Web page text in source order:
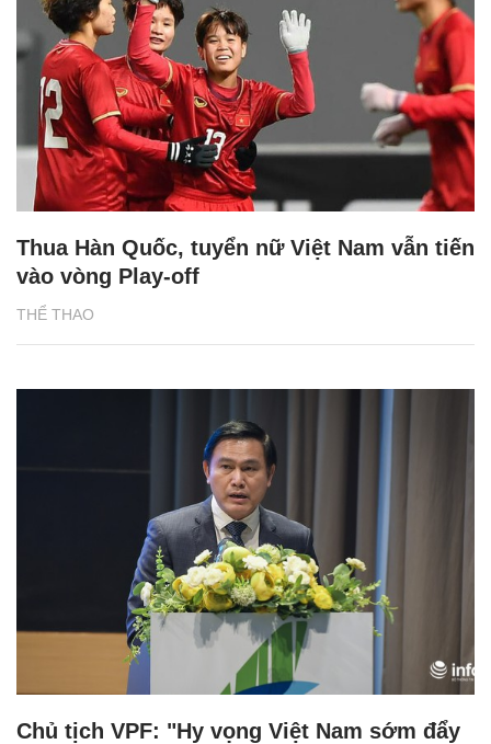
THỂ THAO
Thua Hàn Quốc, tuyển nữ Việt Nam vẫn tiến
vào vòng Play-off
Chủ tịch VPF: "Hy vọng Việt Nam sớm đẩy